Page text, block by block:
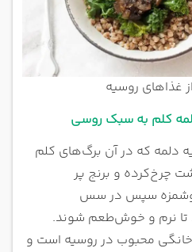
غذاهای روسیه
دلمه که در آن برگ‌های کلم
چرخ‌کرده و برنج پر
سپس در سس
نرم و خوش‌طعم شوند.
محبوب در روسیه است و